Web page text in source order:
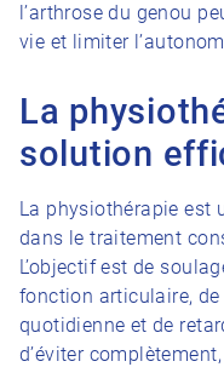
l’arthrose du genou
vie et limiter
La
solution
La physiothérapie est
dans le traitement
L’objectif est de
fonction articulaire,
quotidienne et de
d’éviter